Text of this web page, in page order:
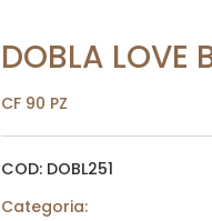
DOBLA LOVE
CF 90 PZ
COD: DOBL251
Categoria: